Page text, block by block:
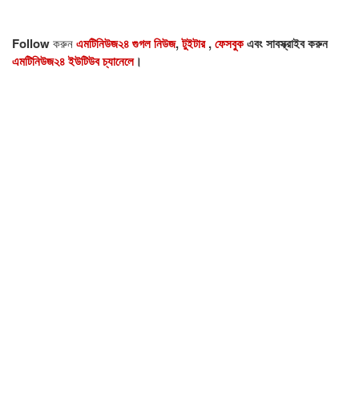
Followকরুনএমটিনিউজ২৪ গুগল নিউজ,টুইটার,ফেসবুকএবং সাবস্ক্রাইব করুন
এমটিনিউজ২৪ ইউটিউব চ্যানেলে।